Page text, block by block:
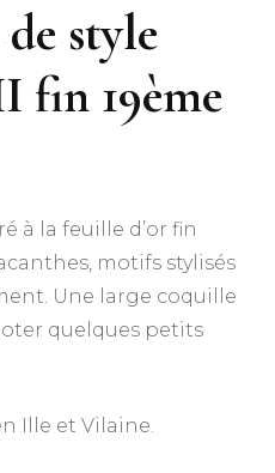
style
fin 19ème
à la feuille d’or fin
motifs stylisés
Une large coquille
quelques petits
Ille et Vilaine.